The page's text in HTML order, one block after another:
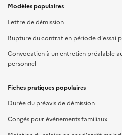
Modèles populaires
Lettre de démission
Rupture du contrat en période d'essai
Convocation à un entretien préalable
personnel
Fiches pratiques populaires
Durée du préavis de démission
Congés pour événements familiaux